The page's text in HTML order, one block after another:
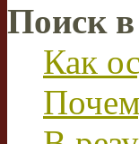
Поиск
Как